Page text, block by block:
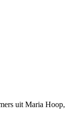
uit Maria